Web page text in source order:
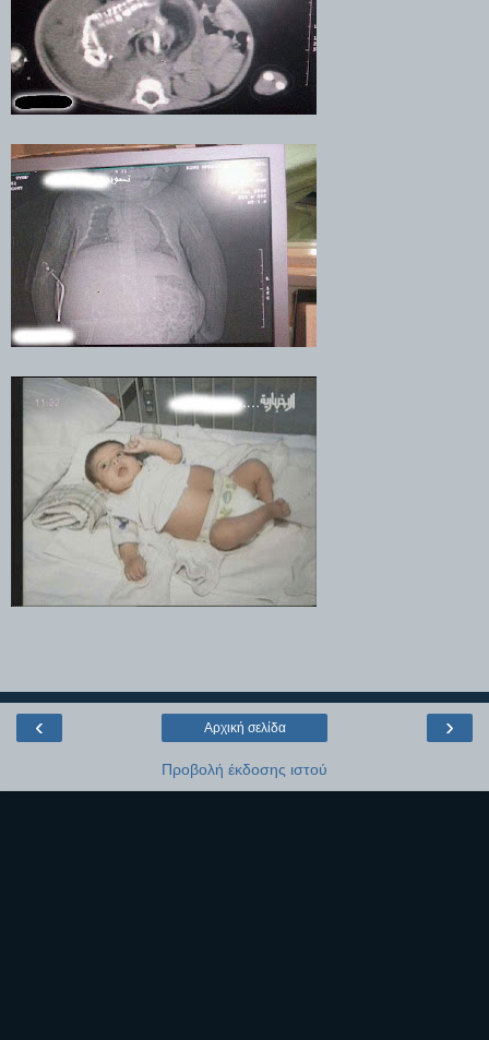
‹ ›
Αρχική σελίδα
Προβολή έκδοσης ιστού